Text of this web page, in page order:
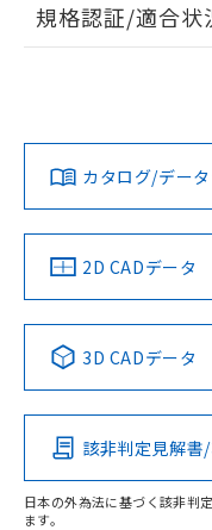
ダウンロードデータを
みください。
ソフトウェアの使用条件
EU RoHS 注意事
対応済み
中国 RoHS 注意事
Pb Hg
O
規格認証/適合状
LR型式承認
（イギリス
船舶規格）
（
No No
その他の認証
カタログ/デー
2D CADデータ
3D CADデータ
該非判定見解書
日本の外為法に基づく該非判
ます。